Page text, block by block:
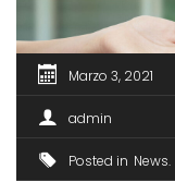
Marzo 3, 2021
admin
Posted in News